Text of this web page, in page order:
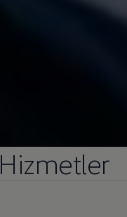
Hizmetler